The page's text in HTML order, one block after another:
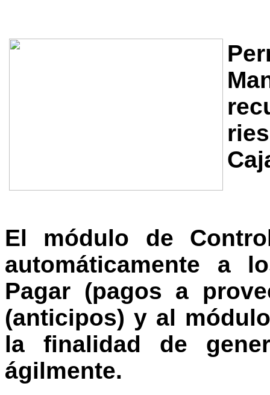
El módulo de
automáticamente a
Pagar (pagos a
(anticipos) y al
la finalidad de
ágilmente.